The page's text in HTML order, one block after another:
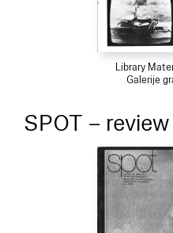
Library
Galerije
SPOT –